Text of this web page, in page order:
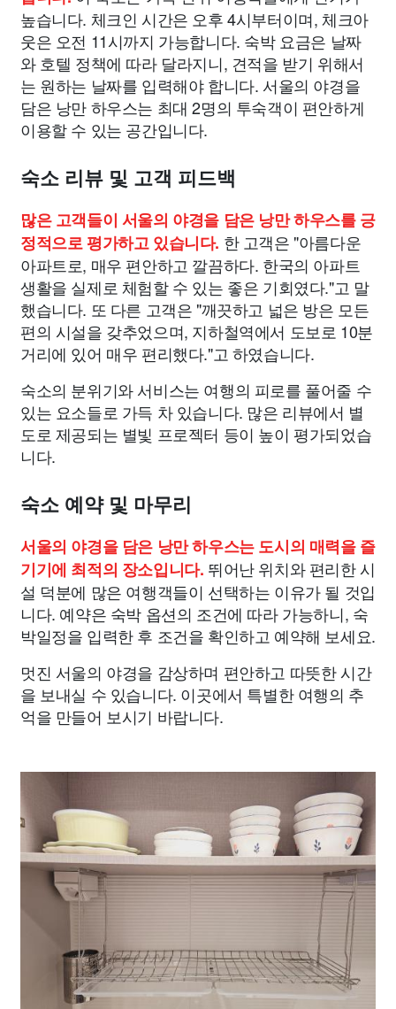
높습니다. 체크인 시간은 오후 4시부터이며, 체크아
웃은 오전 11시까지 가능합니다. 숙박 요금은 날짜
와 호텔 정책에 따라 달라지니, 견적을 받기 위해서
는 원하는 날짜를 입력해야 합니다. 서울의 야경을
담은 낭만 하우스는 최대 2명의 투숙객이 편안하게
이용할 수 있는 공간입니다.
숙소 리뷰 및 고객 피드백
많은 고객들이 서울의 야경을 담은 낭만 하우스를 긍
정적으로 평가하고 있습니다. 한 고객은 "아름다운
아파트로, 매우 편안하고 깔끔하다. 한국의 아파트
생활을 실제로 체험할 수 있는 좋은 기회였다."고 말
했습니다. 또 다른 고객은 "깨끗하고 넓은 방은 모든
편의 시설을 갖추었으며, 지하철역에서 도보로 10분
거리에 있어 매우 편리했다."고 하였습니다.
숙소의 분위기와 서비스는 여행의 피로를 풀어줄 수
있는 요소들로 가득 차 있습니다. 많은 리뷰에서 별
도로 제공되는 별빛 프로젝터 등이 높이 평가되었습
니다.
숙소 예약 및 마무리
서울의 야경을 담은 낭만 하우스는 도시의 매력을 즐
기기에 최적의 장소입니다. 뛰어난 위치와 편리한 시
설 덕분에 많은 여행객들이 선택하는 이유가 될 것입
니다. 예약은 숙박 옵션의 조건에 따라 가능하니, 숙
박일정을 입력한 후 조건을 확인하고 예약해 보세요.
멋진 서울의 야경을 감상하며 편안하고 따뜻한 시간
을 보내실 수 있습니다. 이곳에서 특별한 여행의 추
억을 만들어 보시기 바랍니다.